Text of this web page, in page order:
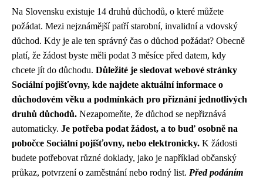
Na Slovensku existuje 14 druhů důchodů, o které můžete
požádat. Mezi nejznámější patří starobní, invalidní a vdovský
důchod. Kdy je ale ten správný čas o důchod požádat? Obecně
platí, že žádost byste měli podat 3 měsíce před datem, kdy
chcete jít do důchodu. Důležité je sledovat webové stránky
Sociální pojišťovny, kde najdete aktuální informace o
důchodovém věku a podmínkách pro přiznání jednotlivých
druhů důchodů. Nezapomeňte, že důchod se nepřiznává
automaticky. Je potřeba podat žádost, a to buď osobně na
pobočce Sociální pojišťovny, nebo elektronicky. K žádosti
budete potřebovat různé doklady, jako je například občanský
průkaz, potvrzení o zaměstnání nebo rodný list. Před podáním